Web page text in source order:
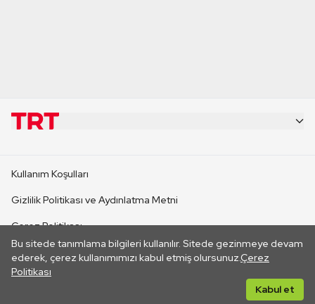
Bu sitede tanımlama bilgileri kullanılır. Sitede gezinmeye devam
ederek, çerez kullanımımızı kabul etmiş olursunuz.Çerez
Politikası
Kabul et
CANLI YAYINLAR
Kullanım Koşulları
Gizlilik Politikası ve Aydınlatma Metni
Çerez Politikası
İletişim
Her hakkı saklıdır. ©2026 TRT. Bağlantı yoluyla gidilen dış